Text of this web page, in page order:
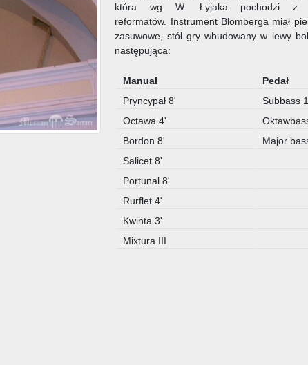
która wg W. Łyjaka pochodzi z
reformatów. Instrument Blomberga miał
zasuwowe, stół gry wbudowany w lewy
następująca:
Manuał
Pedał
Pryncypał 8'
Subbass
Octawa 4'
Bordon 8'
Major
Salicet 8'
Portunal 8'
Rurflet 4'
Kwinta 3'
Mixtura III